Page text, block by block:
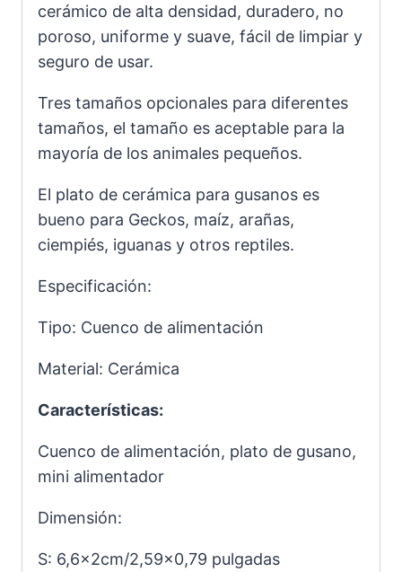
cerámico de alta densidad, duradero, no
poroso, uniforme y suave, fácil de limpiar y
seguro de usar.
Tres tamaños opcionales para diferentes
tamaños, el tamaño es aceptable para la
mayoría de los animales pequeños.
El plato de cerámica para gusanos es
bueno para Geckos, maíz, arañas,
ciempiés, iguanas y otros reptiles.
Especificación:
Tipo: Cuenco de alimentación
Material: Cerámica
Características:
Cuenco de alimentación, plato de gusano,
mini alimentador
Dimensión:
S: 6,6x2cm/2,59×0,79 pulgadas